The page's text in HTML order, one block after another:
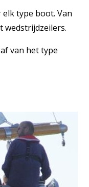
type boot. Van
wedstrijdzeilers.
van het type